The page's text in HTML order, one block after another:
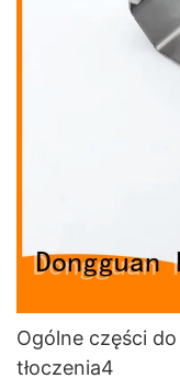
Ogólne części
tłoczenia4